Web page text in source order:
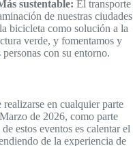
sustentable: El transporte
de nuestras ciudades
bicicleta como solución a la
verde, y fomentamos y
con su entorno.
realizarse en cualquier parte
de 2026, como parte
estos eventos es calentar el
de la experiencia de